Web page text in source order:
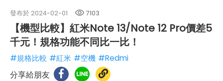
發布於 2024-02-01 7103
【機型比較】紅米Note 13/Note 12 Pro價差5
千元！規格功能不同比一比！
#規格比較 #紅米 #空機 #Redmi
分享給朋友